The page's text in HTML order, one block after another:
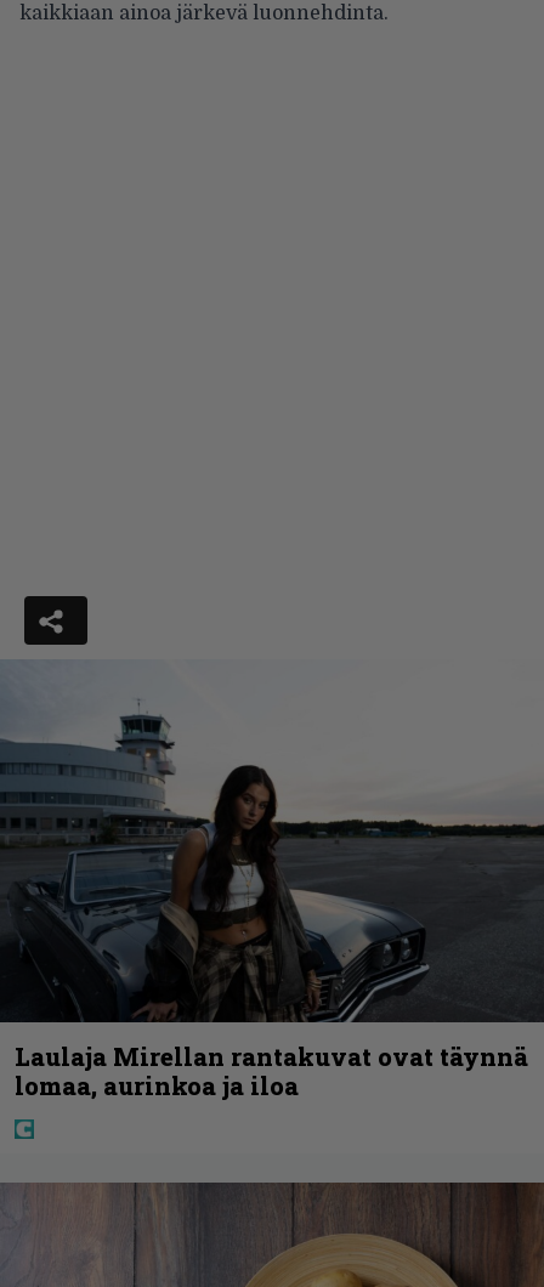
kaikkiaan ainoa järkevä luonnehdinta.
Laulaja Mirellan rantakuvat ovat täynnä
lomaa, aurinkoa ja iloa